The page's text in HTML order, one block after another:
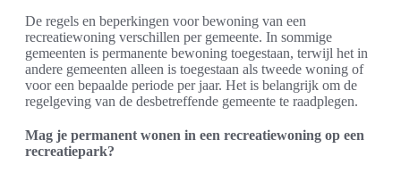
De regels en beperkingen voor bewoning van een
recreatiewoning verschillen per gemeente. In sommige
gemeenten is permanente bewoning toegestaan, terwijl het in
andere gemeenten alleen is toegestaan als tweede woning of
voor een bepaalde periode per jaar. Het is belangrijk om de
regelgeving van de desbetreffende gemeente te raadplegen.
Mag je permanent wonen in een recreatiewoning op een
recreatiepark?